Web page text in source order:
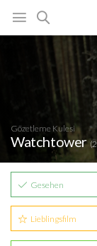
Gözetleme Kulesi
Watchtower
Gesehen
Lieblingsfilm